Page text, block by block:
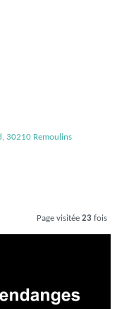
30210 Remoulins
Page visitée 23 fois